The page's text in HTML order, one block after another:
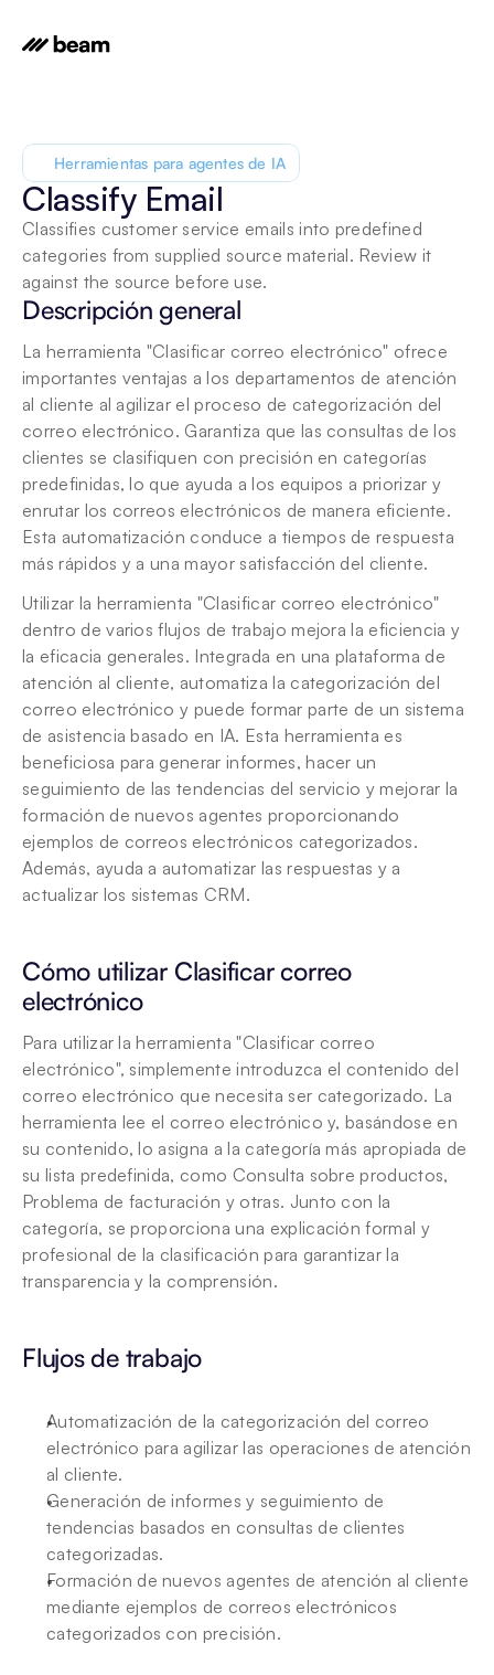
Herramientas para agentes de IA
Classify Email
Classifies customer service emails into predefined
categories from supplied source material. Review it
against the source before use.
Descripción general
La herramienta "Clasificar correo electrónico" ofrece
importantes ventajas a los departamentos de atención
al cliente al agilizar el proceso de categorización del
correo electrónico. Garantiza que las consultas de los
clientes se clasifiquen con precisión en categorías
predefinidas, lo que ayuda a los equipos a priorizar y
enrutar los correos electrónicos de manera eficiente.
Esta automatización conduce a tiempos de respuesta
más rápidos y a una mayor satisfacción del cliente.
Utilizar la herramienta "Clasificar correo electrónico"
dentro de varios flujos de trabajo mejora la eficiencia y
la eficacia generales. Integrada en una plataforma de
atención al cliente, automatiza la categorización del
correo electrónico y puede formar parte de un sistema
de asistencia basado en IA. Esta herramienta es
beneficiosa para generar informes, hacer un
seguimiento de las tendencias del servicio y mejorar la
formación de nuevos agentes proporcionando
ejemplos de correos electrónicos categorizados.
Además, ayuda a automatizar las respuestas y a
actualizar los sistemas CRM.
Cómo utilizar Clasificar correo
electrónico
Para utilizar la herramienta "Clasificar correo
electrónico", simplemente introduzca el contenido del
correo electrónico que necesita ser categorizado. La
herramienta lee el correo electrónico y, basándose en
su contenido, lo asigna a la categoría más apropiada de
su lista predefinida, como Consulta sobre productos,
Problema de facturación y otras. Junto con la
categoría, se proporciona una explicación formal y
profesional de la clasificación para garantizar la
transparencia y la comprensión.
Flujos de trabajo
Automatización de la categorización del correo
electrónico para agilizar las operaciones de atención
al cliente.
Generación de informes y seguimiento de
tendencias basados en consultas de clientes
categorizadas.
Formación de nuevos agentes de atención al cliente
mediante ejemplos de correos electrónicos
categorizados con precisión.